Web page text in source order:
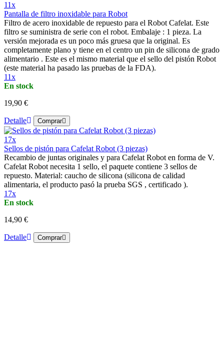
11x
Pantalla de filtro inoxidable para Robot
Filtro de acero inoxidable de repuesto para el Robot Cafelat. Este
filtro se suministra de serie con el robot. Embalaje : 1 pieza. La
versión mejorada es un poco más gruesa que la original. Es
completamente plano y tiene en el centro un pin de silicona de grado
alimentario . Este es el mismo material que el sello del pistón Robot
(este material ha pasado las pruebas de la FDA).
11x
En stock
19,90 €
Detalle Comprar
17x
Sellos de pistón para Cafelat Robot (3 piezas)
Recambio de juntas originales y para Cafelat Robot en forma de V.
Cafelat Robot necesita 1 sello, el paquete contiene 3 sellos de
repuesto. Material: caucho de silicona (silicona de calidad
alimentaria, el producto pasó la prueba SGS , certificado ).
17x
En stock
14,90 €
Detalle Comprar